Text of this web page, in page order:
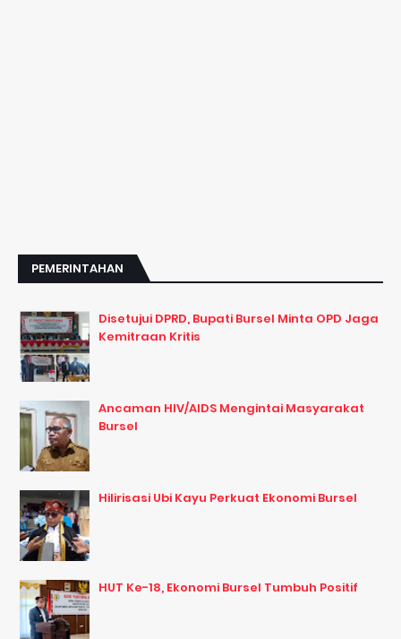
PEMERINTAHAN
Disetujui DPRD, Bupati Bursel Minta OPD Jaga
Kemitraan Kritis
Ancaman HIV/AIDS Mengintai Masyarakat
Bursel
Hilirisasi Ubi Kayu Perkuat Ekonomi Bursel
HUT Ke-18, Ekonomi Bursel Tumbuh Positif